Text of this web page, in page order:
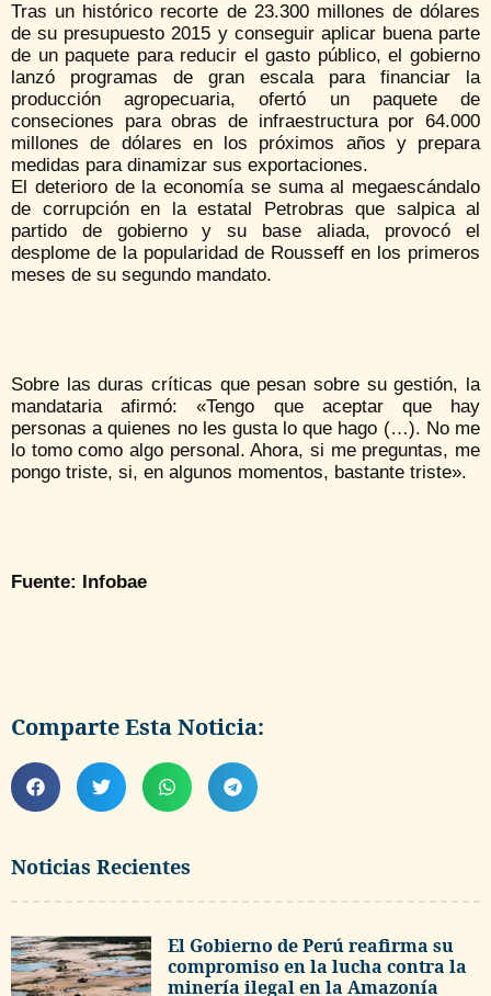
Noticias Recientes
El Gobierno de Perú reafirma su
compromiso en la lucha contra la
minería ilegal en la Amazonía
Tras un histórico recorte de 23.300 millones de dólares
de su presupuesto 2015 y conseguir aplicar buena parte
de un paquete para reducir el gasto público, el gobierno
lanzó programas de gran escala para financiar la
producción agropecuaria, ofertó un paquete de
conseciones para obras de infraestructura por 64.000
millones de dólares en los próximos años y prepara
medidas para dinamizar sus exportaciones.
El deterioro de la economía se suma al megaescándalo
de corrupción en la estatal Petrobras que salpica al
partido de gobierno y su base aliada, provocó el
desplome de la popularidad de Rousseff en los primeros
meses de su segundo mandato.
Sobre las duras críticas que pesan sobre su gestión, la
mandataria afirmó: «Tengo que aceptar que hay
personas a quienes no les gusta lo que hago (…). No me
lo tomo como algo personal. Ahora, si me preguntas, me
pongo triste, si, en algunos momentos, bastante triste».
Fuente: Infobae
Comparte Esta Noticia: